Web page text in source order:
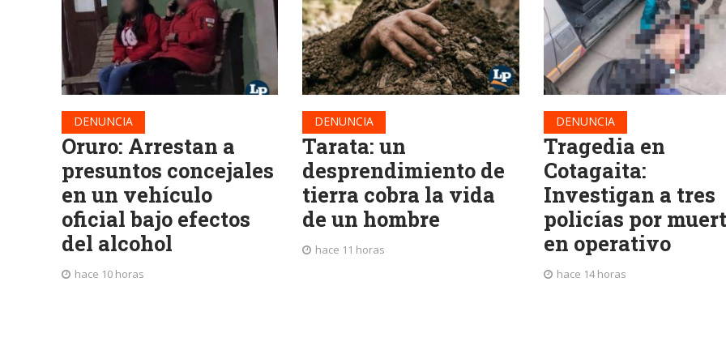
DENUNCIA
Oruro: Arrestan a
presuntos concejales
en un vehículo
oficial bajo efectos
del alcohol
hace 10 horas
DENUNCIA
Tarata: un
desprendimiento de
tierra cobra la vida
de un hombre
hace 11 horas
DENUNCIA
Tragedia en
Cotagaita:
Investigan a tres
policías por
en operativo
hace 14 horas